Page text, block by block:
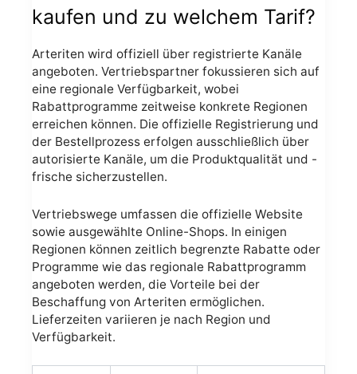
kaufen und zu welchem Tarif?
Arteriten wird offiziell über registrierte Kanäle
angeboten. Vertriebspartner fokussieren sich auf
eine regionale Verfügbarkeit, wobei
Rabattprogramme zeitweise konkrete Regionen
erreichen können. Die offizielle Registrierung und
der Bestellprozess erfolgen ausschließlich über
autorisierte Kanäle, um die Produktqualität und -
frische sicherzustellen.
Vertriebswege umfassen die offizielle Website
sowie ausgewählte Online-Shops. In einigen
Regionen können zeitlich begrenzte Rabatte oder
Programme wie das regionale Rabattprogramm
angeboten werden, die Vorteile bei der
Beschaffung von Arteriten ermöglichen.
Lieferzeiten variieren je nach Region und
Verfügbarkeit.